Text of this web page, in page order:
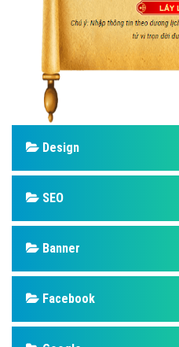
Design
SEO
Banner
Facebook